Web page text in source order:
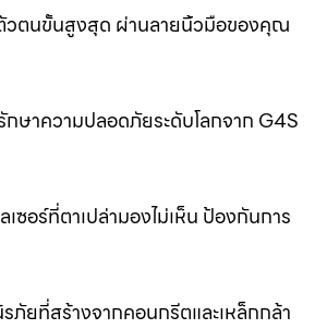
วตนขั้นสูงสุด ผ่านลายนิ้วมือของคุณ
ษาความปลอดภัยระดับโลกจาก G4S
อร์ที่ตาเปล่ามองไม่เห็น ป้องกันการ
ยที่สร้างจากคอนกรีตและเหล็กกล้า